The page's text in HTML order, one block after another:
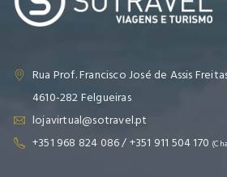
Rua Prof. Francisco José de Assis
4610-282 Felgueiras
lojavirtual@sotravel.pt
+351 968 824 086 / +351 911 504 170